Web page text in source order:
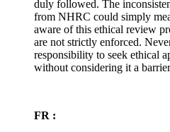
duly followed. The
from NHRC could simply
aware of this ethical review
are not strictly enforced.
responsibility to seek ethical
without considering it a
FR :